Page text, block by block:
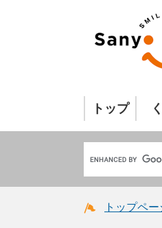
トップ
トップペー